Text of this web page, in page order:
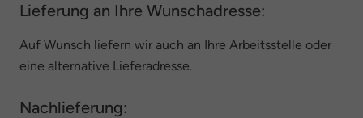
Lieferung an Ihre Wunschadresse:
Auf Wunsch liefern wir auch an Ihre Arbeitsstelle oder
eine alternative Lieferadresse.
Nachlieferung: